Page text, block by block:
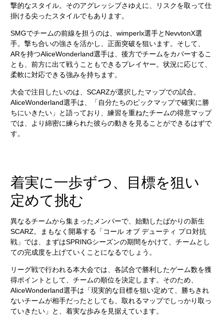
撃的なスタイル。そのアグレッシブさゆえに、リスクを取って仕
掛ける尖ったスタイルでもあります。
SMGでチームの前線を担うのは、wimperlx選手とNevvtonX選
手。撃ち合いの強さを活かし、正面突破を狙います。そして、
ARを持つAliceWonderland選手は、後方でチームをカバーするこ
とも、前方に出て戦うこともできるプレイヤー。状況に応じて、
柔軟に対応できる強みを持ちます。
大会で注目したいのは、SCARZが選択したマップでの試合。
AliceWonderland選手は、「自分たちのピックマップで確実に勝
ちにいきたい」と語っており、練習を重ねたチームの得意マップ
では、より綿密に練られた彼らの動きを見ることができるはずで
す。
着実に一歩ずつ、目標を狙い
定めて挑む
異なるチームから集まったメンバーで、始動したばかりの新生
SCARZ。まもなく開幕する「コール オブ デューティ プロ対抗
戦」では、まずはSPRINGシーズンの期間をかけて、チームとし
ての完成度を上げていくことになるでしょう。
リーグ戦で行われる本大会では、各試合で勝利したゲーム数を獲
得ポイントとして、チームの順位を決定します。そのため、
AliceWonderland選手は「現実的な目標を狙い定めて、勝ちきれ
ないチームが相手だったとしても、取れるマップでしっかり取っ
ていきたい」と、着実な歩みを見据えています。